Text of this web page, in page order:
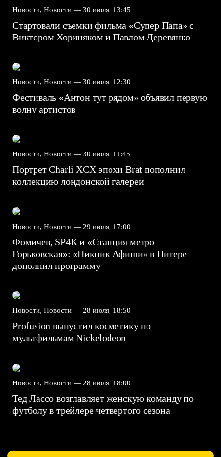
Новости, Новости — 30 июля, 13:45
Стартовали съемки фильма «Супер Папа» с
Виктором Хориняком и Павлом Деревянко
Новости, Новости — 30 июля, 12:30
Фестиваль «Антон тут рядом» объявил первую
волну артистов
Новости, Новости — 30 июля, 11:45
Портрет Charli XCX эпохи Brat пополнил
коллекцию лондонской галереи
Новости, Новости — 29 июля, 17:00
Фомичев, SP4K и «Станция метро
Горьковская»: «Пикник Афиши» в Питере
дополнил программу
Новости, Новости — 28 июля, 18:50
Profusion выпустил косметику по
мультфильмам Nickelodeon
Новости, Новости — 28 июля, 18:00
Тед Лассо возглавляет женскую команду по
футболу в трейлере четвертого сезона